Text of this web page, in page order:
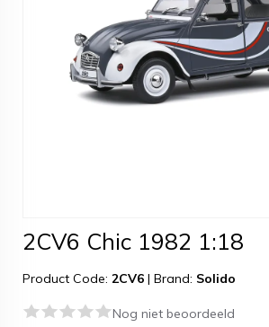
2CV6 Chic 1982 1:18
Product Code: 2CV6 | Brand: Solido
Nog niet beoordeeld